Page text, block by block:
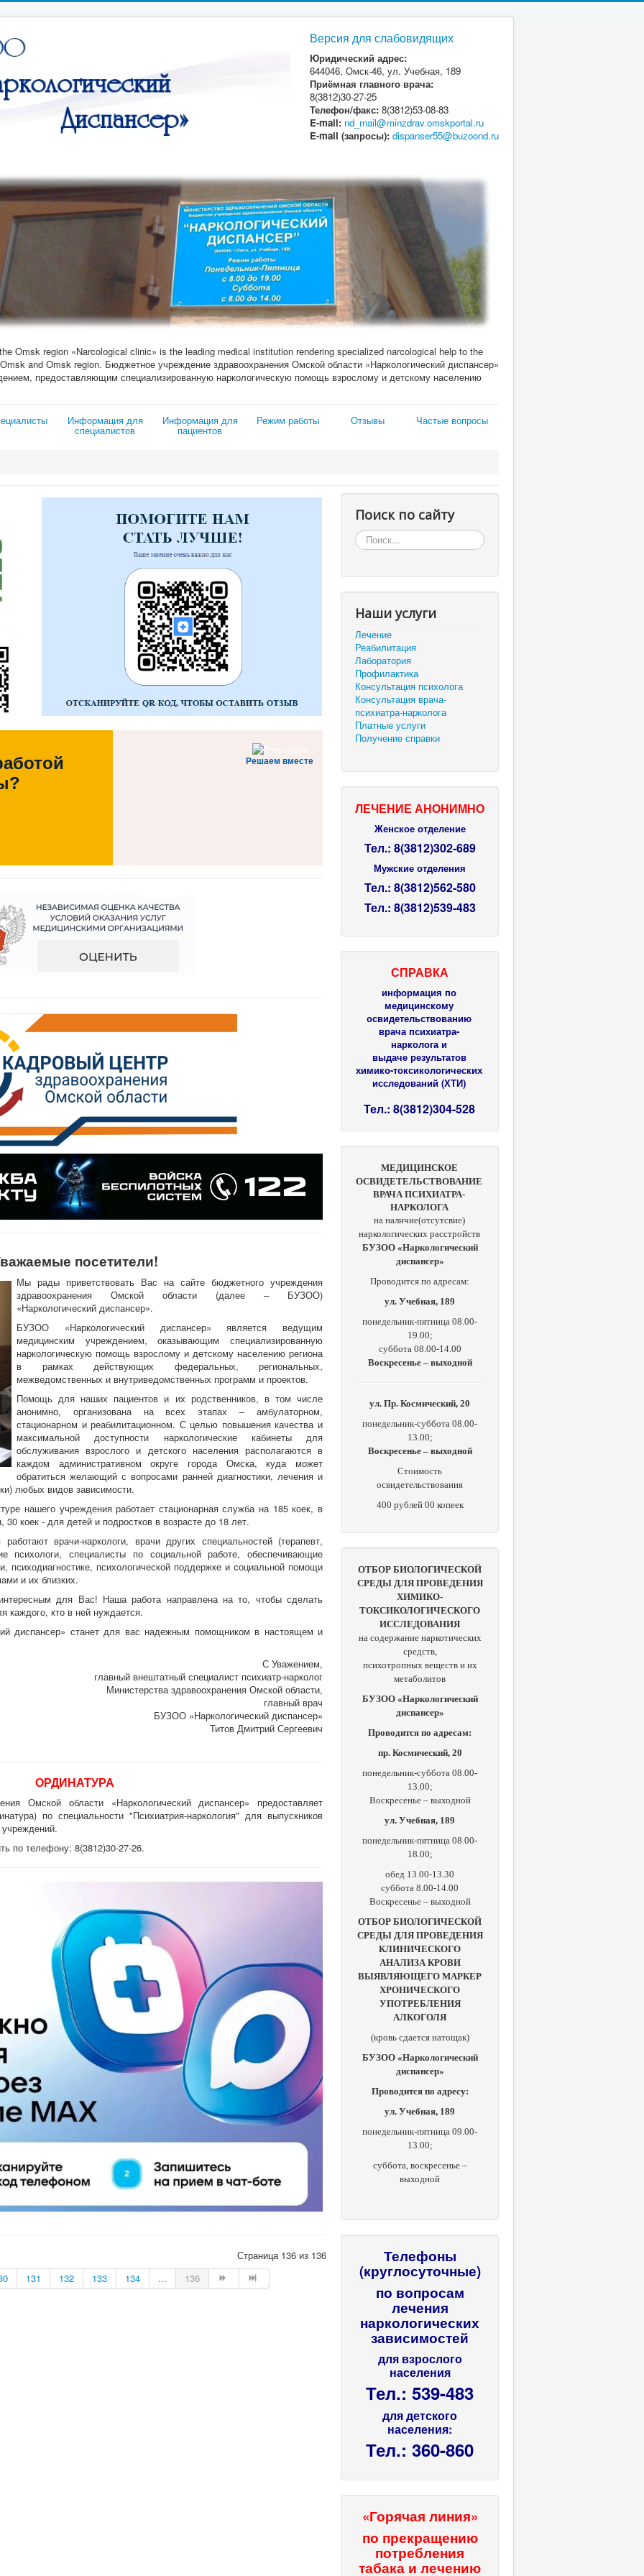
Версия для слабовидящих
Юридический адрес:
644046, Омск-46, ул. Учебная, 189
Приёмная главного врача:
8(3812)30-27-25
Телефон/факс: 8(3812)53-08-83
E-mail: nd_mail@minzdrav.omskportal.ru
E-mail (запросы): dispanser55@buzoond.ru
Omsk region «Narcological clinic» is the leading medical institution rendering specialized narcological help to the
and Omsk region. Бюджетное учреждение здравоохранения Омской области «Наркологический диспансер»
предоставляющим специализированную наркологическую помощь взрослому и детскому населению
Информация для
специалистов
Информация для
пациентов
Режим работы Отзывы Частые вопросы
Решаем вместе
посетители!
Мы рады приветствовать Вас на сайте бюджетного учреждения
здравоохранения Омской области (далее – БУЗОО)
«Наркологический диспансер».
БУЗОО «Наркологический диспансер» является ведущим
медицинским учреждением, оказывающим специализированную
наркологическую помощь взрослому и детскому населению региона
в рамках действующих федеральных, региональных,
межведомственных и внутриведомственных программ и проектов.
Помощь для наших пациентов и их родственников, в том числе
анонимно, организована на всех этапах – амбулаторном,
стационарном и реабилитационном. С целью повышения качества и
максимальной доступности наркологические кабинеты для
обслуживания взрослого и детского населения располагаются в
каждом административном округе города Омска, куда может
обратиться желающий с вопросами ранней диагностики, лечения и
любых видов зависимости.
нашего учреждения работает стационарная служба на 185 коек, в
коек - для детей и подростков в возрасте до 18 лет.
врачи-наркологи, врачи других специальностей (терапевт,
психологи, специалисты по социальной работе, обеспечивающие
психодиагностике, психологической поддержке и социальной помощи
и их близких.
для Вас! Наша работа направлена на то, чтобы сделать
каждого, кто в ней нуждается.
диспансер» станет для вас надежным помощником в настоящем и
С Уважением,
главный внештатный специалист психиатр-нарколог
Министерства здравоохранения Омской области,
главный врач
БУЗОО «Наркологический диспансер»
Титов Дмитрий Сергеевич
ОРДИНАТУРА
Омской области «Наркологический диспансер» предоставляет
по специальности "Психиатрия-наркология" для выпускников
по телефону: 8(3812)30-27-26.
Страница 136 из 136
131 132 133 134 ... 136
Поиск по сайту
Искать...
Наши услуги
Лечение
Реабилитация
Лаборатория
Профилактика
Консультация психолога
Консультация врача-
психиатра-нарколога
Платные услуги
Получение справки
ЛЕЧЕНИЕ АНОНИМНО
Женское отделение
Тел.: 8(3812)302-689
Мужские отделения
Тел.: 8(3812)562-580
Тел.: 8(3812)539-483
СПРАВКА
информация по
медицинскому
освидетельствованию
врача психиатра-
нарколога и
выдаче результатов
химико-токсикологических
исследований (ХТИ)
Тел.: 8(3812)304-528
МЕДИЦИНСКОЕ
ОСВИДЕТЕЛЬСТВОВАНИЕ
ВРАЧА ПСИХИАТРА-
НАРКОЛОГА
на наличие(отсутсвие)
наркологических расстройств
БУЗОО «Наркологический
диспансер»
Проводится по адресам:
ул. Учебная, 189
понедельник-пятница 08.00-
19.00;
суббота 08.00-14.00
Воскресенье – выходной
ул. Пр. Космический, 20
понедельник-суббота 08.00-
13.00;
Воскресенье – выходной
Стоимость
освидетельствования
400 рублей 00 копеек
ОТБОР БИОЛОГИЧЕСКОЙ
СРЕДЫ ДЛЯ ПРОВЕДЕНИЯ
ХИМИКО-
ТОКСИКОЛОГИЧЕСКОГО
ИССЛЕДОВАНИЯ
на содержание наркотических
средств,
психотропных веществ и их
метаболитов
БУЗОО «Наркологический
диспансер»
Проводится по адресам:
пр. Космический, 20
понедельник-суббота 08.00-
13.00;
Воскресенье – выходной
ул. Учебная, 189
понедельник-пятница 08.00-
18.00;
обед 13.00-13.30
суббота 8.00-14.00
Воскресенье – выходной
ОТБОР БИОЛОГИЧЕСКОЙ
СРЕДЫ ДЛЯ ПРОВЕДЕНИЯ
КЛИНИЧЕСКОГО
АНАЛИЗА КРОВИ
ВЫЯВЛЯЮЩЕГО МАРКЕР
ХРОНИЧЕСКОГО
УПОТРЕБЛЕНИЯ
АЛКОГОЛЯ
(кровь сдается натощак)
БУЗОО «Наркологический
диспансер»
Проводится по адресу:
ул. Учебная, 189
понедельник-пятница 09.00-
13.00;
суббота, воскресенье –
выходной
Телефоны
(круглосуточные)
по вопросам
лечения
наркологических
зависимостей
для взрослого
населения
Тел.: 539-483
для детского
населения:
Тел.: 360-860
«Горячая линия»
по прекращению
потребления
табака и лечению